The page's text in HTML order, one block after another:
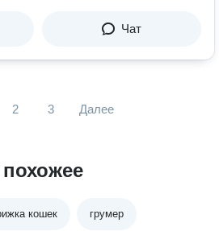
Чат
2 3 Далее
кошек грумер